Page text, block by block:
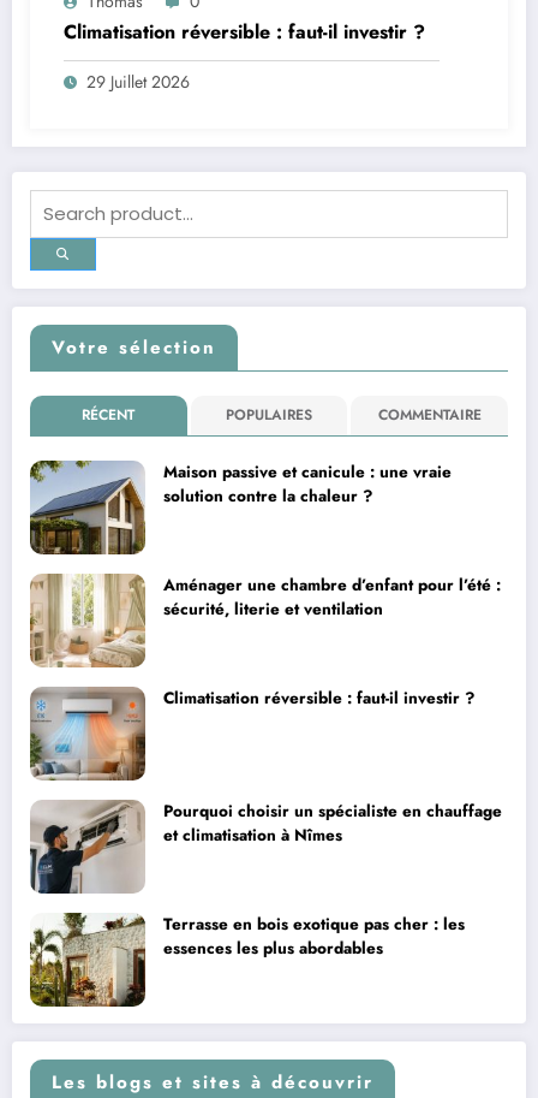
Climatisation réversible : faut-il investir ?
29 Juillet 2026
Votre sélection
RÉCENT POPULAIRES COMMENTAIRE
Maison passive et canicule : une vraie
solution contre la chaleur ?
Aménager une chambre d’enfant pour l’été :
sécurité, literie et ventilation
Climatisation réversible : faut-il investir ?
Pourquoi choisir un spécialiste en chauffage
et climatisation à Nîmes
Terrasse en bois exotique pas cher : les
essences les plus abordables
Les blogs et sites à découvrir